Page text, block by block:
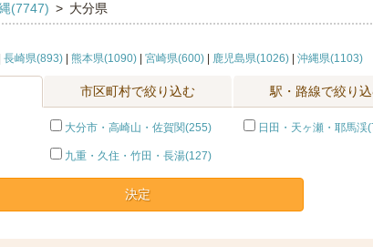
(7747) > 大分県
長崎県(893)| 熊本県(1090)| 宮崎県(600)| 鹿児島県(1026)| 沖縄県(1103)
市区町村で絞り込む 駅・路線で絞り
大分市・高崎山・佐賀関(255) 日田・天ヶ瀬・耶馬渓
九重・久住・竹田・長湯(127)
決定